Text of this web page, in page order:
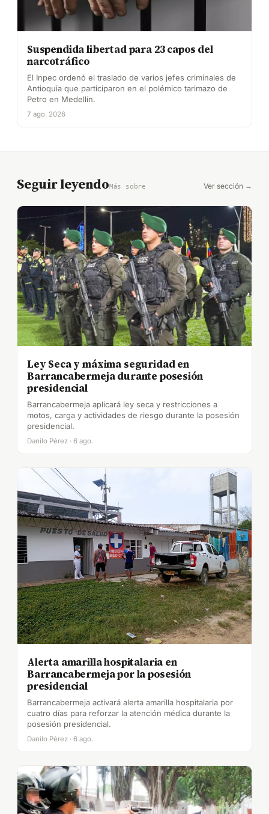
Suspendida libertad para 23 capos del
narcotráfico
El Inpec ordenó el traslado de varios jefes criminales de
Antioquia que participaron en el polémico tarimazo de
Petro en Medellín.
7 ago. 2026
Seguir leyendoMás sobre Ver sección →
Ley Seca y máxima seguridad en
Barrancabermeja durante posesión
presidencial
Barrancabermeja aplicará ley seca y restricciones a
motos, carga y actividades de riesgo durante la posesión
presidencial.
Danilo Pérez · 6 ago.
Alerta amarilla hospitalaria en
Barrancabermeja por la posesión
presidencial
Barrancabermeja activará alerta amarilla hospitalaria por
cuatro días para reforzar la atención médica durante la
posesión presidencial.
Danilo Pérez · 6 ago.